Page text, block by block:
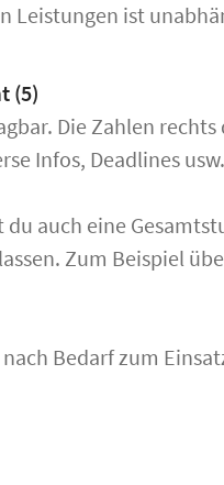
Leistungen ist
(5)
Die Zahlen
Infos, Deadlines usw.
auch eine
Zum Beispiel
Bedarf zum